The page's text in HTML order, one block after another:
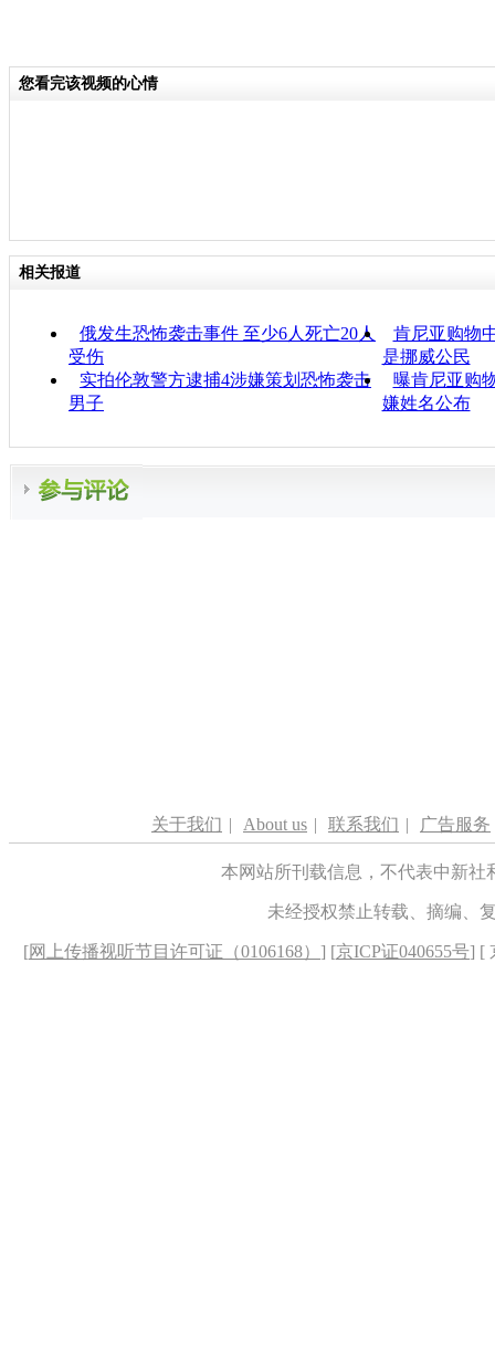
您看完该视频的心情
相关报道
俄发生恐怖袭击事件 至少6人死亡20人
受伤
肯尼亚购物
是挪威公民
实拍伦敦警方逮捕4涉嫌策划恐怖袭击
男子
曝肯尼亚购
嫌姓名公布
关于我们 | About us | 联系我们 | 广告服务
本网站所刊载信息，不代表中新
未经授权禁止转载、摘编、
[网上传播视听节目许可证（0106168） ] [京ICP证040655号] [